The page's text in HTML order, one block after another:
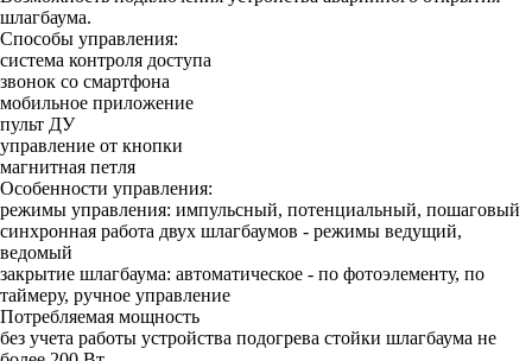
шлагбаума.
Способы управления:
система контроля доступа
звонок со смартфона
мобильное приложение
пульт ДУ
управление от кнопки
магнитная петля
Особенности управления:
режимы управления: импульсный, потенциальный, пошаговый
синхронная работа двух шлагбаумов - режимы ведущий,
ведомый
закрытие шлагбаума: автоматическое - по фотоэлементу, по
таймеру, ручное управление
Потребляемая мощность
без учета работы устройства подогрева стойки шлагбаума не